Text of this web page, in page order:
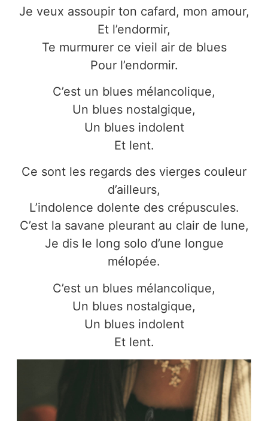
Je veux assoupir ton cafard, mon amour,
Et l’endormir,
Te murmurer ce vieil air de blues
Pour l’endormir.
C’est un blues mélancolique,
Un blues nostalgique,
Un blues indolent
Et lent.
Ce sont les regards des vierges couleur
d’ailleurs,
L’indolence dolente des crépuscules.
C’est la savane pleurant au clair de lune,
Je dis le long solo d’une longue
mélopée.
C’est un blues mélancolique,
Un blues nostalgique,
Un blues indolent
Et lent.